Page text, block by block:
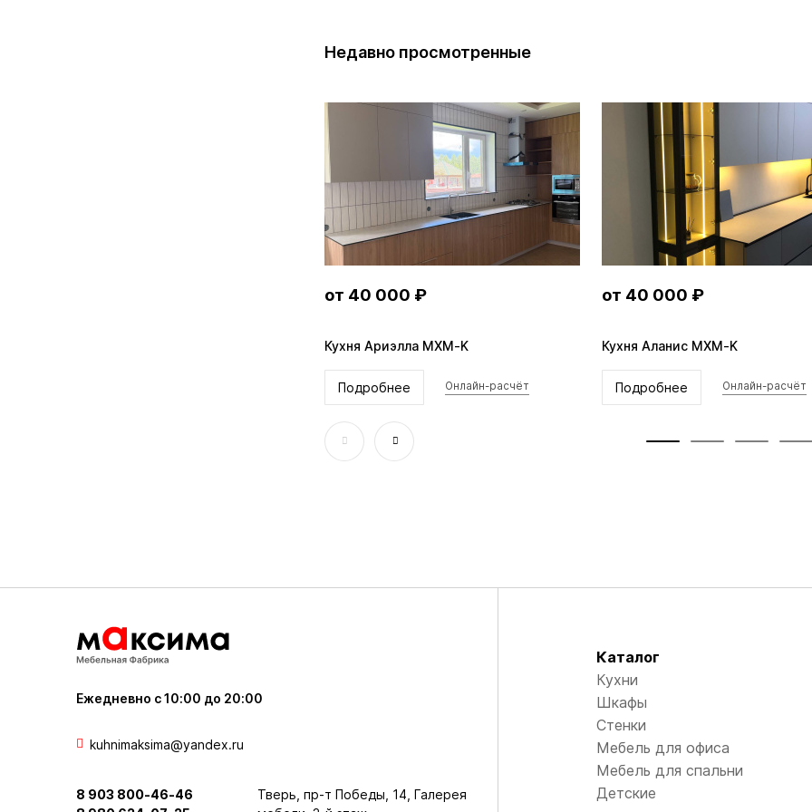
Недавно просмотренные
от 35 000 ₽
Шкаф Джон MXM-C
Подробнее Онлайн-расчёт
от 35 000 ₽
Шкаф Майкл MXM-C
Подробнее Онлайн-расчёт
Ежедневно с 10:00 до 20:00
kuhnimaksima@yandex.ru
8 903 800-46-46
Тверь, пр-т Победы, 14, Галерея
Каталог
Кухни
Шкафы
Стенки
Мебель для офиса
Мебель для спальни
Детские